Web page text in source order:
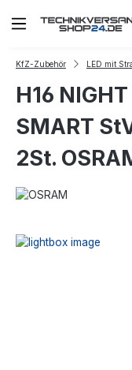
Zum Hauptinhalt
KfZ-Zubehör LED mit
H16
SMART
2St.